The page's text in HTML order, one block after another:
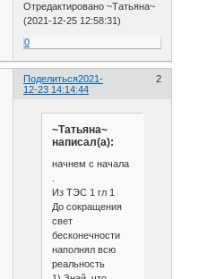
Отредактировано ~Татьяна~
(2021-12-25 12:58:31)
0
Поделиться 2
2021-
12-23 14:14:44
~Татьяна~
написал(а):
начнем с начала
Из ТЭС 1 гл 1
До сокращения
свет
бесконечности
наполнял всю
реальность